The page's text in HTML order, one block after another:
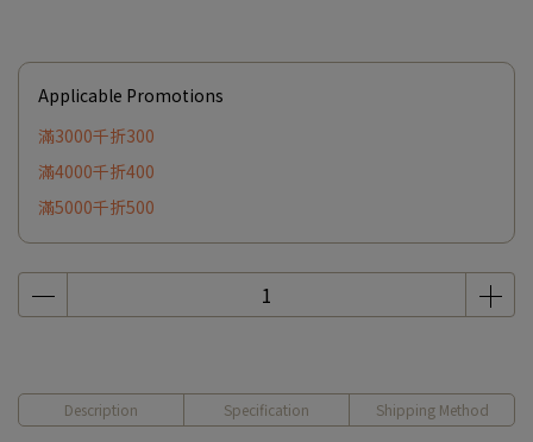
Applicable Promotions
滿3000千折300
滿4000千折400
滿5000千折500
Description Specification Shipping Method